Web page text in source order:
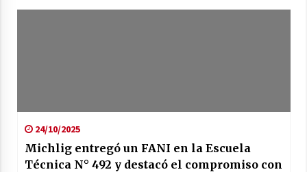
24/10/2025
Michlig entregó un FANI en la Escuela
Técnica N° 492 y destacó el compromiso con